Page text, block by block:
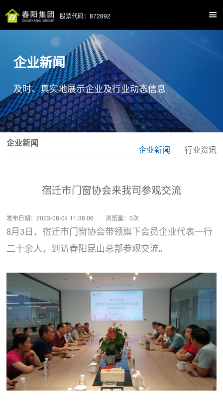
股票代码：872892
企业新闻
及时、真实地展示企业及行业动态信息
企业新闻
企业新闻 行业资讯
宿迁市门窗协会来我司参观交流
发布日期：2023-08-04 11:36:06 浏览量：0次
8月 3 日，宿迁市门窗协会带领旗下会员企业代表一行
二十余人，到访春阳昆山总部参观交流。